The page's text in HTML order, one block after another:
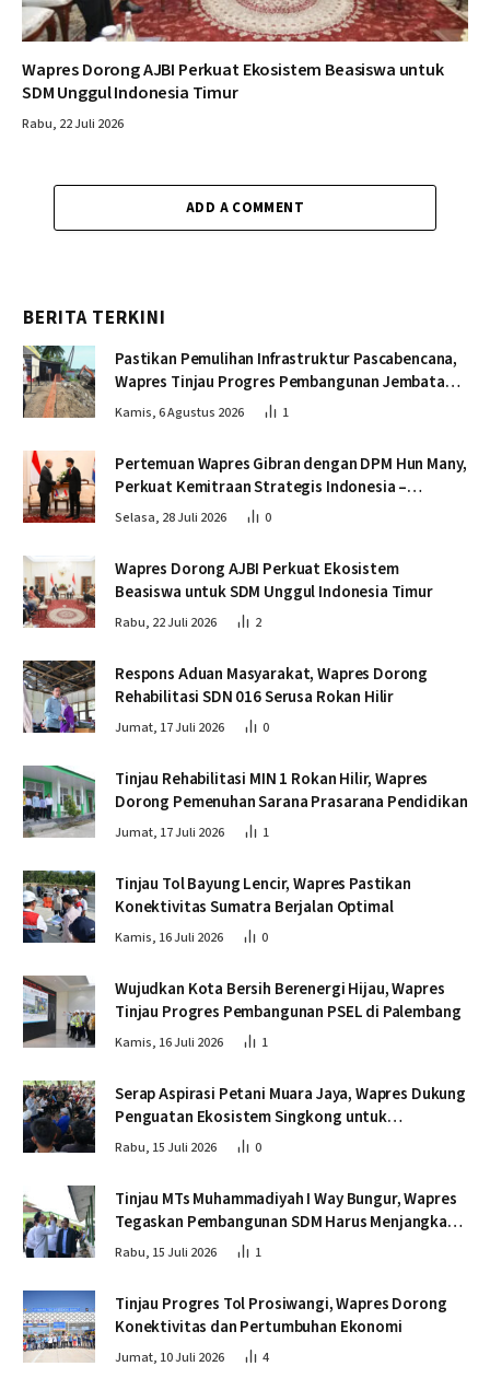
Wapres Dorong AJBI Perkuat Ekosistem Beasiswa untuk
SDM Unggul Indonesia Timur
Rabu, 22 Juli 2026
ADD A COMMENT
BERITA TERKINI
Pastikan Pemulihan Infrastruktur Pascabencana,
Wapres Tinjau Progres Pembangunan Jembatan
Krueng Tingkeum Bireuen
Kamis, 6 Agustus 2026 1
Pertemuan Wapres Gibran dengan DPM Hun Many,
Perkuat Kemitraan Strategis Indonesia –
Kamboja
Selasa, 28 Juli 2026 0
Wapres Dorong AJBI Perkuat Ekosistem
Beasiswa untuk SDM Unggul Indonesia Timur
Rabu, 22 Juli 2026 2
Respons Aduan Masyarakat, Wapres Dorong
Rehabilitasi SDN 016 Serusa Rokan Hilir
Jumat, 17 Juli 2026 0
Tinjau Rehabilitasi MIN 1 Rokan Hilir, Wapres
Dorong Pemenuhan Sarana Prasarana Pendidikan
Jumat, 17 Juli 2026 1
Tinjau Tol Bayung Lencir, Wapres Pastikan
Konektivitas Sumatra Berjalan Optimal
Kamis, 16 Juli 2026 0
Wujudkan Kota Bersih Berenergi Hijau, Wapres
Tinjau Progres Pembangunan PSEL di Palembang
Kamis, 16 Juli 2026 1
Serap Aspirasi Petani Muara Jaya, Wapres Dukung
Penguatan Ekosistem Singkong untuk
Swasembada Pangan
Rabu, 15 Juli 2026 0
Tinjau MTs Muhammadiyah I Way Bungur, Wapres
Tegaskan Pembangunan SDM Harus Menjangkau
Seluruh Sekolah
Rabu, 15 Juli 2026 1
Tinjau Progres Tol Prosiwangi, Wapres Dorong
Konektivitas dan Pertumbuhan Ekonomi
Jumat, 10 Juli 2026 4